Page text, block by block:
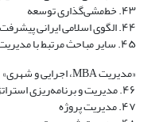
۴۳. خط‌مشی‌گذاری توسعه
۴۴. الگوی اسلامی ایرانی پیشرفت
۴۵. سایر مباحث مرتبط با مدیریت توسعه
«مدیریت MBA، اجرایی و شهری»
۴۶. مدیریت و برنامه‌ریزی استراتژیک
۴۷. مدیریت پروژه